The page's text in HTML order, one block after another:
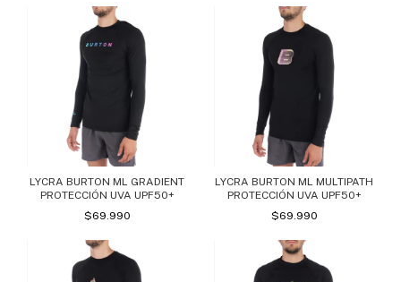
LYCRA BURTON ML GRADIENT
PROTECCIÓN UVA UPF50+
$69.990
LYCRA BURTON ML MULTIPATH
PROTECCIÓN UVA UPF50+
$69.990